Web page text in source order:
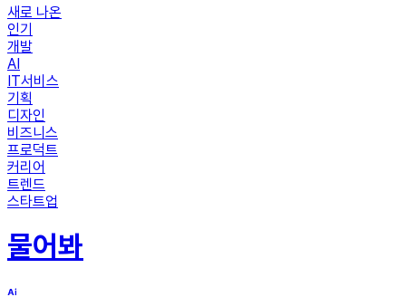
새로 나온
인기
개발
AI
IT서비스
기획
디자인
비즈니스
프로덕트
커리어
트렌드
스타트업
물어봐